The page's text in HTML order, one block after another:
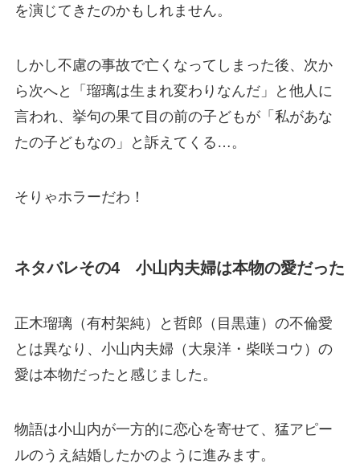
を演じてきたのかもしれません。
しかし不慮の事故で亡くなってしまった後、次か
ら次へと「瑠璃は生まれ変わりなんだ」と他人に
言われ、挙句の果て目の前の子どもが「私があな
たの子どもなの」と訴えてくる…。
そりゃホラーだわ！
ネタバレその4 小山内夫婦は本物の愛だった
正木瑠璃（有村架純）と哲郎（目黒蓮）の不倫愛
とは異なり、小山内夫婦（大泉洋・柴咲コウ）の
愛は本物だったと感じました。
物語は小山内が一方的に恋心を寄せて、猛アピー
ルのうえ結婚したかのように進みます。